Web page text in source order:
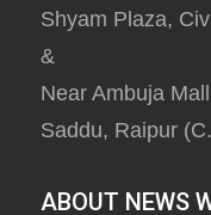
Shyam Plaza,
&
Near Ambuja
Saddu, Raipur
ABOUT NEWS